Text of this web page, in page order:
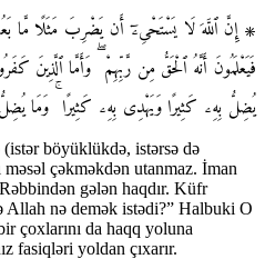
۞ إِنَّ ٱللَّهَ لَا يَسْتَحْىِۦٓ أَن يَضْرِبَ مَثَلًا مَّا
فَيَعْلَمُونَ أَنَّهُ ٱلْحَقُّ مِن رَّبِّهِمْ ۖ وَأَمَّا ٱلَّذِينَ
يُضِلُّ بِهِۦ كَثِيرًا وَيَهْدِى بِهِۦ كَثِيرًا ۚ وَمَا
böyüklükdə, istərsə də
çəkməkdən utanmaz. İman
gələn haqdır. Küfr
Allah nə demək istədi?” Halbuki O
çoxlarını da haqq yoluna
fasiqləri yoldan çıxarır.